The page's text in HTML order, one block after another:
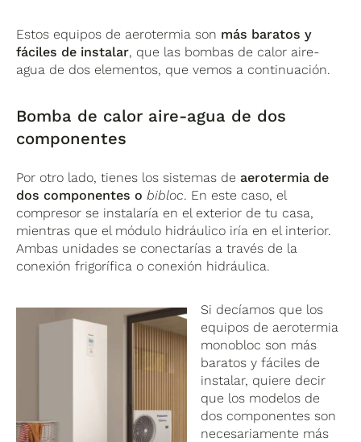
Estos equipos de aerotermia son más baratos y
fáciles de instalar, que las bombas de calor aire-
agua de dos elementos, que vemos a continuación.
Bomba de calor aire-agua de dos
componentes
Por otro lado, tienes los sistemas de aerotermia de
dos componentes obibloc. En este caso, el
compresor se instalaría en el exterior de tu casa,
mientras que el módulo hidráulico iría en el interior.
Ambas unidades se conectarías a través de la
conexión frigorífica o conexión hidráulica.
Si decíamos que los
equipos de aerotermia
monobloc son más
baratos y fáciles de
instalar, quiere decir
que los modelos de
dos componentes son
necesariamente más